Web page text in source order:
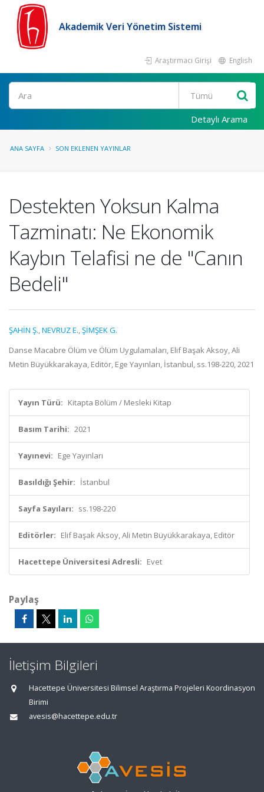
Akademik Veri Yönetim Sistemi
Araştırmacı Girişi English
Ara
Detaylı Arama
ANA SAYFA SON EKLENEN YAYINLAR
Destekten Yoksun Kalma
Tazminatı: Ne Ekonomik
Kaybın Telafisi ne de "Canın
Bedeli"
ŞAHİN Ş.,NEVRUZ E.,ŞİMŞEK G.
Danse Macabre Ölüm ve Ölüm Uygulamaları, Elif Başak Aksoy, Ali
Metin Büyükkarakaya, Editör, Ege Yayınları, İstanbul, ss.198-220, 2021
Yayın Türü: Kitapta Bölüm / Mesleki Kitap
Basım Tarihi: 2021
Yayınevi: Ege Yayınları
Basıldığı Şehir: İstanbul
Sayfa Sayıları: ss.198-220
Editörler: Elif Başak Aksoy, Ali Metin Büyükkarakaya, Editör
Hacettepe Üniversitesi Adresli: Evet
Paylaş
İletişim Bilgileri
Hacettepe Üniversitesi Bilimsel Araştırma Projeleri Koordinasyon
Birimi
avesis@hacettepe.edu.tr